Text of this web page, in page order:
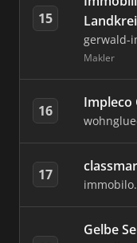
15
gerwald-
Makler
16 Impleco
17
Gelbe